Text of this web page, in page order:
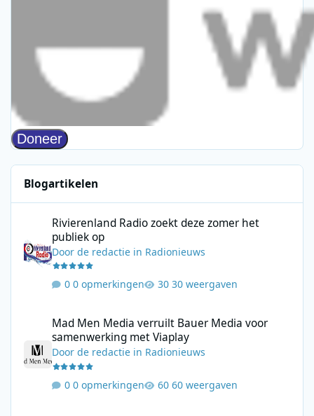
Blogartikelen
Rivierenland Radio zoekt deze zomer het
publiek op
Doorde redactie in Radionieuws
0 opmerkingen 30 weergaven
Mad Men Media verruilt Bauer Media voor
samenwerking met Viaplay
Doorde redactie in Radionieuws
0 opmerkingen 60 weergaven